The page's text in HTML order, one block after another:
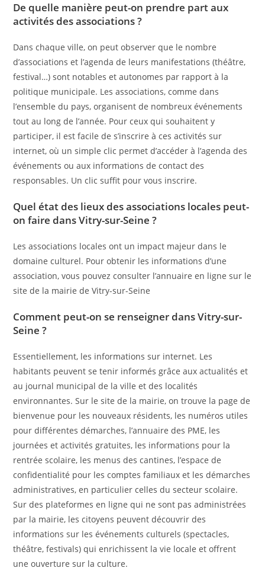
De quelle manière peut-on prendre part aux
activités des associations ?
Dans chaque ville, on peut observer que le nombre
d’associations et l’agenda de leurs manifestations (théâtre,
festival…) sont notables et autonomes par rapport à la
politique municipale. Les associations, comme dans
l’ensemble du pays, organisent de nombreux événements
tout au long de l’année. Pour ceux qui souhaitent y
participer, il est facile de s’inscrire à ces activités sur
internet, où un simple clic permet d’accéder à l’agenda des
événements ou aux informations de contact des
responsables. Un clic suffit pour vous inscrire.
Quel état des lieux des associations locales peut-
on faire dans Vitry-sur-Seine ?
Les associations locales ont un impact majeur dans le
domaine culturel. Pour obtenir les informations d’une
association, vous pouvez consulter l’annuaire en ligne sur le
site de la mairie de Vitry-sur-Seine
Comment peut-on se renseigner dans Vitry-sur-
Seine ?
Essentiellement, les informations sur internet. Les
habitants peuvent se tenir informés grâce aux actualités et
au journal municipal de la ville et des localités
environnantes. Sur le site de la mairie, on trouve la page de
bienvenue pour les nouveaux résidents, les numéros utiles
pour différentes démarches, l’annuaire des PME, les
journées et activités gratuites, les informations pour la
rentrée scolaire, les menus des cantines, l’espace de
confidentialité pour les comptes familiaux et les démarches
administratives, en particulier celles du secteur scolaire.
Sur des plateformes en ligne qui ne sont pas administrées
par la mairie, les citoyens peuvent découvrir des
informations sur les événements culturels (spectacles,
théâtre, festivals) qui enrichissent la vie locale et offrent
une ouverture sur la culture.